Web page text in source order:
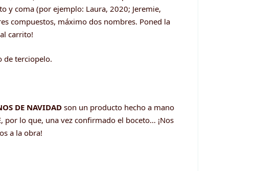
y coma (por ejemplo: Laura, 2020; Jeremie,
compuestos, máximo dos nombres. Poned la
carrito!
de terciopelo.
DE NAVIDAD son un producto hecho a mano
por lo que, una vez confirmado el boceto… ¡Nos
a la obra!